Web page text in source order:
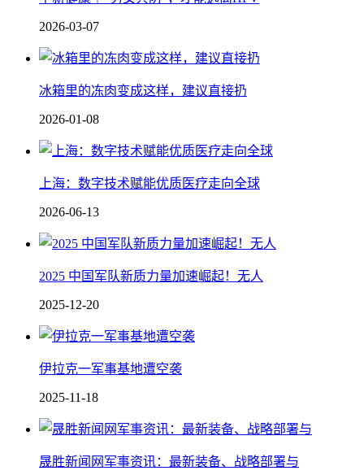
2026-03-07
冰箱里的冻肉变成这样，建议直接扔
2026-01-08
上海：数字技术赋能优质医疗走向全球
2026-06-13
2025 中国军队新质力量加速崛起！无人
2025-12-20
伊拉克一军事基地遭空袭
2025-11-18
晟胜新闻网军事资讯：最新装备、战略部署与